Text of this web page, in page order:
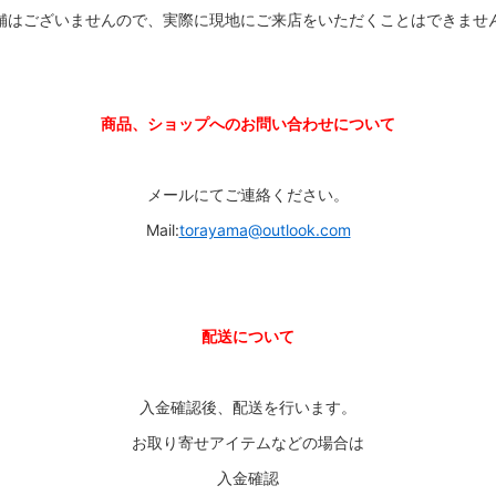
ック[BattleTech] ホビー用塗料・ツール
関連工具・メンテナンス用品 ミリタリー書籍・雑誌
ゲームマーケット2025秋
グローブ特集
はございませんので、実際に現地にご来店をいただくことはできませ
商品、ショップへのお問い合わせについて
メールにてご連絡ください。
Mail:torayama@outlook.com
配送について
入金確認後、配送を行います。
お取り寄せアイテムなどの場合は
入金確認